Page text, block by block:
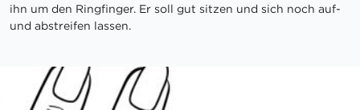
ihn um den Ringfinger. Er soll gut sitzen und sich noch auf-
und abstreifen lassen.